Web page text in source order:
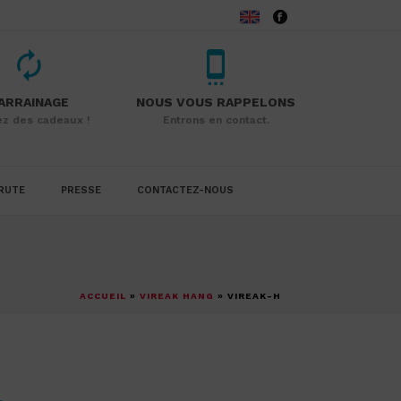
des cadeaux !
NOUS VOUS RAPPELONS
Entrons en contact.
PRESSE CONTACTEZ-NOUS
ACCUEIL » VIREAK HANG » VIREAK-H